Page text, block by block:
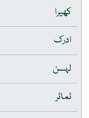
کھیرا
ادرک
لہسن
ٹماٹر